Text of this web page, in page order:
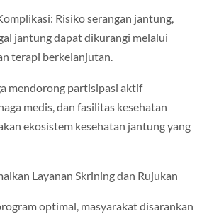
Risiko serangan jantung,
jantung dapat dikurangi melalui
terapi berkelanjutan.
mendorong partisipasi aktif
medis, dan fasilitas kesehatan
ekosistem kesehatan jantung yang
Layanan Skrining dan Rujukan
optimal, masyarakat disarankan